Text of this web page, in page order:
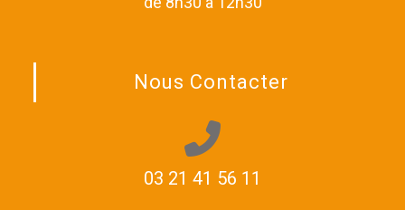
Nous Contacter
03 21 41 56 11